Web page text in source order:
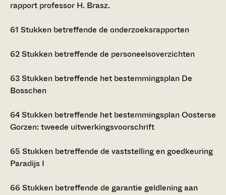
rapport professor H. Brasz.
61 Stukken betreffende de onderzoeksrapporten
62Stukken betreffende de personeelsoverzichten
63Stukken betreffende het bestemmingsplan De
Bosschen
64Stukken betreffende het bestemmingsplan Oosterse
Gorzen: tweede uitwerkingsvoorschrift
65 Stukken betreffende de vaststelling en goedkeuring
Paradijs I
66 Stukken betreffende de garantie geldlening aan